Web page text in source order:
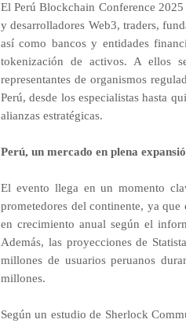
El Perú Blockchain Conference
y desarrolladores Web3, traders,
así como bancos y entidades
tokenización de activos. A ellos
representantes de organismos
Perú, desde los especialistas hasta
alianzas estratégicas.
Perú, un mercado en plena
El evento llega en un momento
prometedores del continente, ya
en crecimiento anual según el
Además, las proyecciones de
millones de usuarios peruanos
millones.
Según un estudio de Sherlock